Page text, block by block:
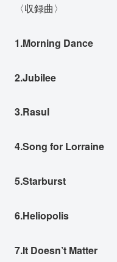
〈収録曲〉
1.Morning Dance
2.Jubilee
3.Rasul
4.Song for Lorraine
5.Starburst
6.Heliopolis
7.It Doesn’t Matter